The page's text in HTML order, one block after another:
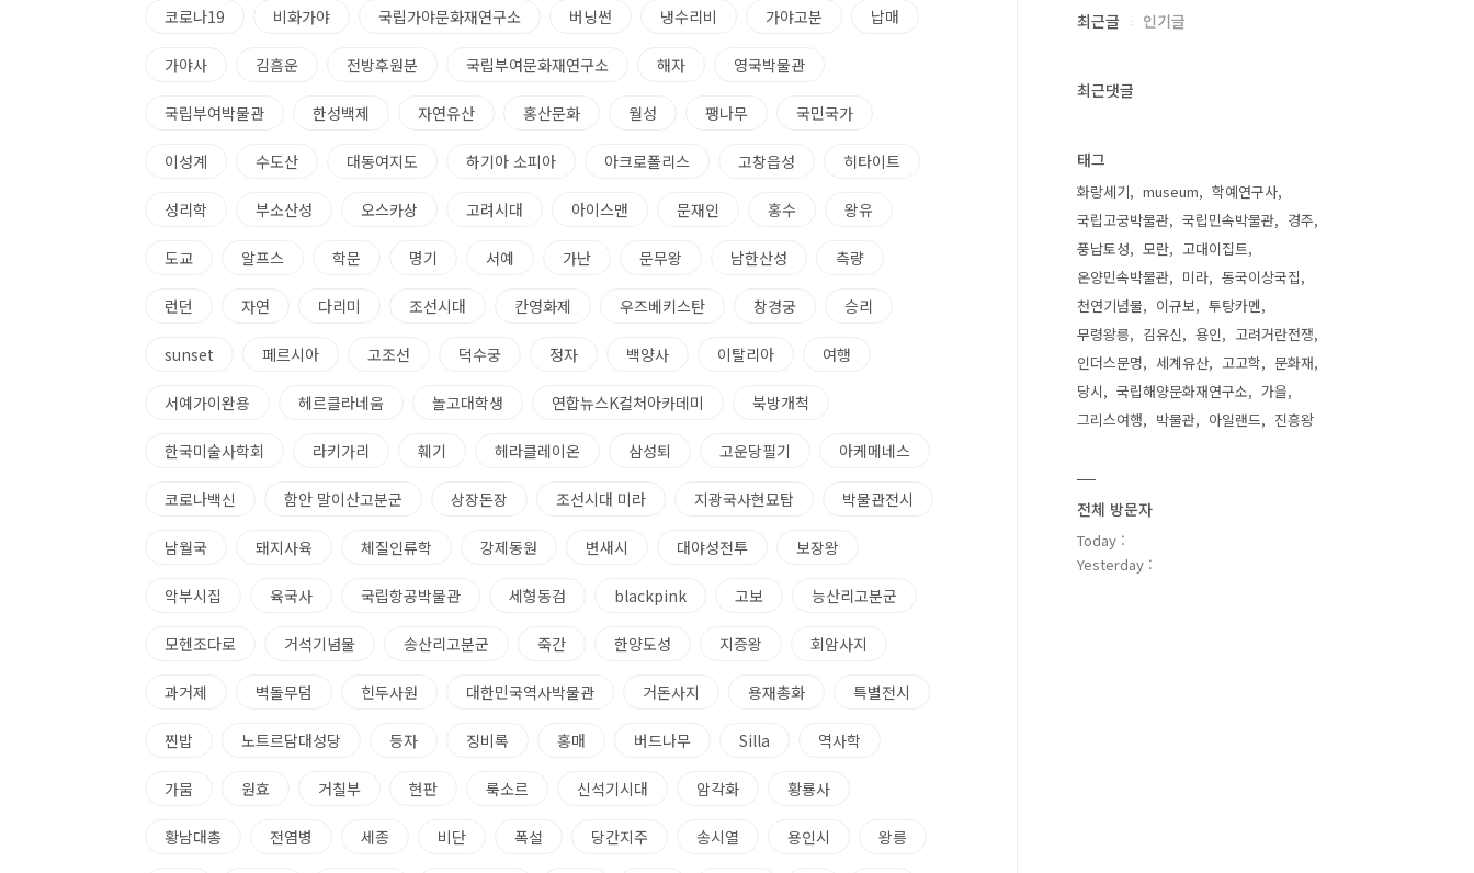
코로나19 비화가야 국립가야문화재연구소 버닝썬 냉수리비 가야고분 납매
가야사 김흠운 전방후원분 국립부여문화재연구소 해자 영국박물관
국립부여박물관 한성백제 자연유산 홍산문화 월성 팽나무 국민국가
이성계 수도산 대동여지도 하기아 소피아 아크로폴리스 고창읍성 히타이트
성리학 부소산성 오스카상 고려시대 아이스맨 문재인 홍수 왕유
도교 알프스 학문 명기 서예 가난 문무왕 남한산성 측량
런던 자연 다리미 조선시대 칸영화제 우즈베키스탄 창경궁 승리
sunset 페르시아 고조선 덕수궁 정자 백양사 이탈리아 여행
서예가이완용 헤르클라네움 놀고대학생 연합뉴스K컬처아카데미 북방개척
한국미술사학회 라키가리 훼기 헤라클레이온 삼성퇴 고운당필기 아케메네스
코로나백신 함안 말이산고분군 상장돈장 조선시대 미라 지광국사현묘탑 박물관전시
남월국 돼지사육 체질인류학 강제동원 변새시 대야성전투 보장왕
악부시집 육국사 국립항공박물관 세형동검 blackpink 고보 능산리고분군
모헨조다로 거석기념물 송산리고분군 죽간 한양도성 지증왕 회암사지
과거제 벽돌무덤 힌두사원 대한민국역사박물관 거돈사지 용재총화 특별전시
찐밥 노트르담대성당 등자 징비록 홍매 버드나무 Silla 역사학
가뭄 원효 거칠부 현판 룩소르 신석기시대 암각화 황룡사
황남대총 전염병 세종 비단 폭설 당간지주 송시열 용인시 왕릉
최근글 인기글
최근댓글
태그
화랑세기 museum
학예연구사
국립고궁박물관
국립민속박물관
경주
풍납토성
모란
고대이집트
온양민속박물관
미라
동국이상국집
천연기념물
이규보
투탕카멘
무령왕릉
김유신 용인
고려거란전쟁
인더스문명
세계유산 고고학
문화재
당시
국립해양문화재연구소
가을
그리스여행
박물관 아일랜드 진흥왕
전체 방문자
Today :
Yesterday :